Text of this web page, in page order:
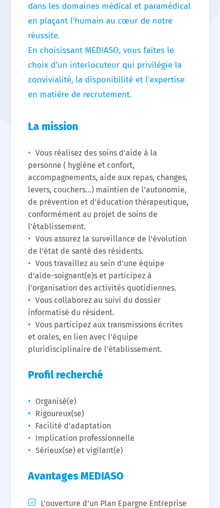
dans les domaines médical et paramédical
en plaçant l’humain au cœur de notre
réussite.
En choisissant MEDIASO, vous faites le
choix d’un interlocuteur qui privilégie la
convivialité, la disponibilité et l’expertise
en matière de recrutement.
La mission
Vous réalisez des soins d’aide à la
personne ( hygiène et confort,
accompagnements, aide aux repas, changes,
levers, couchers…) maintien de l’autonomie,
de prévention et d’éducation thérapeutique,
conformément au projet de soins de
l’établissement.
Vous assurez la surveillance de l’évolution
de l’état de santé des résidents.
Vous travaillez au sein d’une équipe
d’aide-soignant(e)s et participez à
l’organisation des activités quotidiennes.
Vous collaborez au suivi du dossier
informatisé du résident.
Vous participez aux transmissions écrites
et orales, en lien avec l’équipe
pluridisciplinaire de l’établissement.
Profil recherché
Organisé(e)
Rigoureux(se)
Facilité d'adaptation
Implication professionnelle
Sérieux(se) et vigilant(e)
Avantages MEDIASO
L'ouverture d'un Plan Epargne Entreprise